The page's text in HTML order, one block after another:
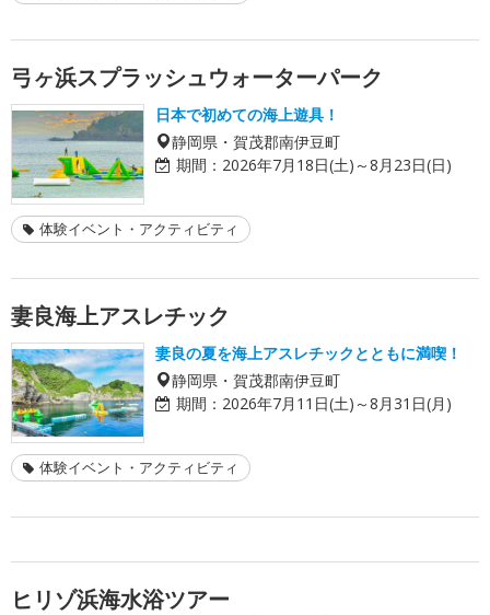
弓ヶ浜スプラッシュウォーターパーク
日本で初めての海上遊具！
静岡県・賀茂郡南伊豆町
期間： 2026年7月18日(土)～8月23日(日)
体験イベント・アクティビティ
妻良海上アスレチック
妻良の夏を海上アスレチックとともに満喫！
静岡県・賀茂郡南伊豆町
期間： 2026年7月11日(土)～8月31日(月)
体験イベント・アクティビティ
ヒリゾ浜海水浴ツアー